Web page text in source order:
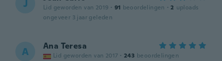
J Lid geworden van 2019 · 91 beoordelingen · 2 uploads
ongeveer 3 jaar geleden
A Ana Teresa
Lid geworden van 2017 · 243 beoordelingen